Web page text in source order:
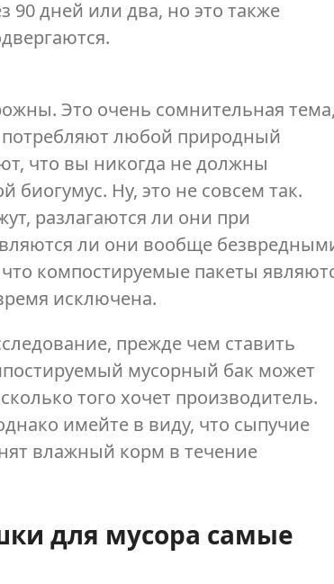
90 дней или два, но это также
Это очень сомнительная
любой природный
что вы никогда не должны
Ну, это не совсем так.
разлагаются ли они при
ли они вообще
компостируемые пакеты
исключена.
прежде чем ставить
мусорный бак может
того хочет производитель.
имейте в виду, что сыпучие
влажный корм в течение
для мусора самые